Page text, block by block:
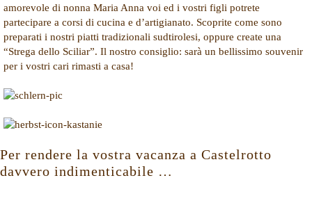
amorevole di nonna Maria Anna voi ed i vostri figli potrete
partecipare a corsi di cucina e d’artigianato. Scoprite come sono
preparati i nostri piatti tradizionali sudtirolesi, oppure create una
“Strega dello Sciliar”. Il nostro consiglio: sarà un bellissimo souvenir
per i vostri cari rimasti a casa!
Per rendere la vostra vacanza a Castelrotto
davvero indimenticabile …